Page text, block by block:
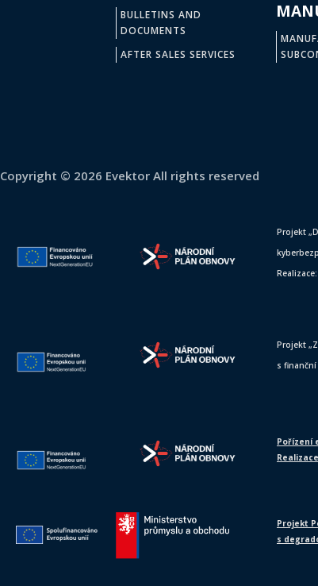
BULLETINS AND
DOCUMENTS
AFTER SALES SERVICES
Copyright © 2026 Evektor All rights reserved
Projekt
Projekt
s
Pořízení
Projekt
s